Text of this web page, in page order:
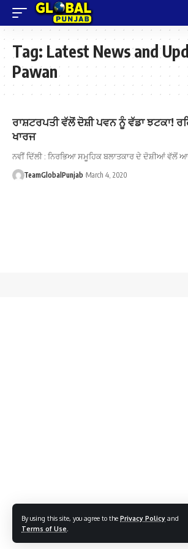
By using this site, you agree to the Privacy Policy and
Terms of Use
Tag: Latest News and
Pawan
ਰਾਸ਼ਟਰਪਤੀ ਵੱਲੋਂ ਦੋਸ਼ੀ ਪਵਨ ਨੂੰ ਵੱਡਾ ਝਟਕਾ!
ਖਾਰਜ
ਨਵੀਂ ਦਿੱਲੀ : ਨਿਰਭਿਆ ਸਮੂਹਿਕ ਬਲਾਤਕਾਰ ਦੇ ਦੋਸ਼ੀਆਂ ਵੱਲੋਂ
TeamGlobalPunjab March 4, 2020